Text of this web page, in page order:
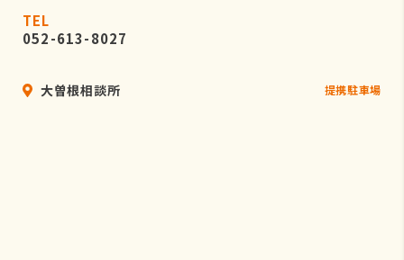
TEL
052-613-8027
大曽根相談所 提携駐車場